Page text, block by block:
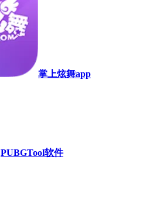
掌上炫舞app
PUBGTool软件